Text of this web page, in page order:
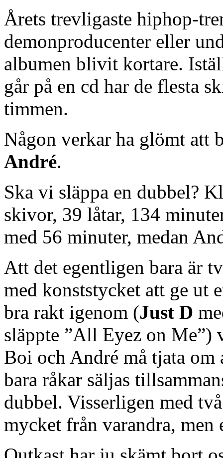
Årets trevligaste hiphop-
demonproducenter eller
albumen blivit kortare.
går på en cd har de flesta
timmen.
Någon verkar ha glömt att
André.
Ska vi släppa en dubbel?
skivor, 39 låtar, 134
med 56 minuter, medan
Att det egentligen bara är
med konststycket att ge ut
bra rakt igenom (Just D
släppte ”All Eyez on Me”)
Boi och André må tjata
bara råkar säljas
dubbel. Visserligen med
mycket från varandra,